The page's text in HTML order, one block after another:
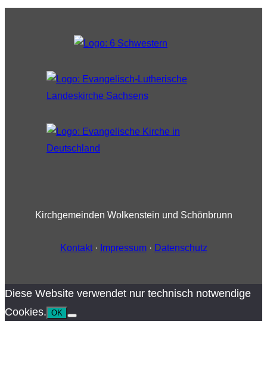
Kirchgemeinden Wolkenstein und Schönbrunn
Kontakt· Impressum· Datenschutz
Diese Website verwendet nur technisch notwendige
Cookies. OK